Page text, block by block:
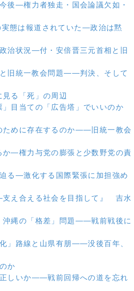
後―権力者独走・国会論議欠如・
態は報道されていた ―政治は黙
治状況 ―付・安倍晋三元首相と旧
旧統一教会問題——判決、そして
る「死」の周辺
目当ての「広告塔」でいいのか
めに存在するのか――旧統一教会
か―権力与党の膨張と少数野党の責
る ―激化する国際緊張に加担強め
支え合える社会を目指して』 吉水
縄の「格差」問題 ――戦前戦後に
」路線と山県有朋——没後百年、
か
しいか――戦前回帰への道を忘れ